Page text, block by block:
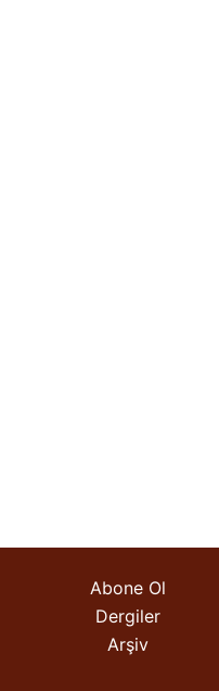
Abone Ol
Dergiler
Arşiv